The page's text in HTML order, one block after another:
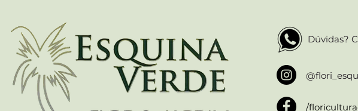
Dúvidas?
/